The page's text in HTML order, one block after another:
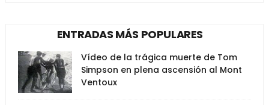
ENTRADAS MÁS POPULARES
Vídeo de la trágica muerte de Tom
Simpson en plena ascensión al Mont
Ventoux